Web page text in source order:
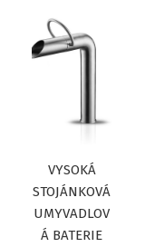
VYSOKÁ
STOJÁNKOVÁ
UMYVADLOV
Á BATERIE